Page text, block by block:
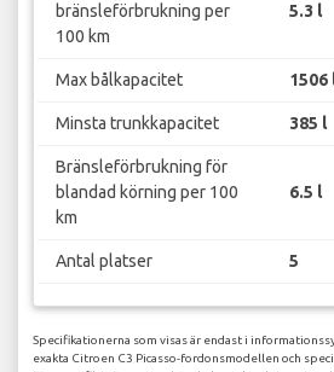
bränsleförbrukning per
100 km
5.3 l
Max bålkapacitet 1506
Minsta trunkkapacitet 385 l
Bränsleförbrukning för
blandad körning per 100
km
6.5 l
Antal platser 5
Specifikationerna som visas är endast i
exakta Citroen C3 Picasso-fordonsmodellen och